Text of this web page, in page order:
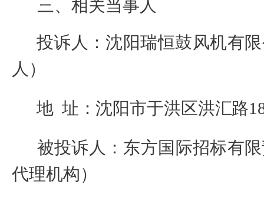
三、相关当事人
投诉人：沈阳瑞恒鼓风机有
人）
地 址：沈阳市于洪区洪汇路
被投诉人：东方国际招标有
代理机构）